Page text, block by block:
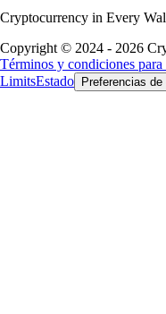
Cryptocurrency in Every
Copyright © 2024 - 2026
Términos y condiciones para
LimitsEstado Preferencias de